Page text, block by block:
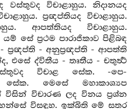
වස්තුවද විචාළාහුය. නිදානයද
ප්‍රඥප්තියද විචාළාහුය.
ආපත්තියද විචාළාහුය.
සේ ප්‍රථම පාරාජිකාව පිළිබඳ
ප්‍රඥප්ති - අනුප්‍රඥප්ති - ආපත්ති
එසේ ද්විතීය - තෘතීය - චතුර්‍ත්‍ථ
විචාළ සේක. -පෙ-
සේක. මෙසේ මහාකාශ්‍යප
විසින් විචාරණ ලද විනය ප්‍රශ්න
විසඳූහ. ඉක්බිති මේ සතර